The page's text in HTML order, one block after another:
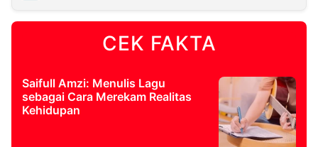
CEK FAKTA
Saifull Amzi: Menulis Lagu
sebagai Cara Merekam Realitas
Kehidupan